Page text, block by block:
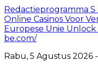
Redactieprogramma
Online Casinos Voor
Europese Unie
be.com/
Rabu, 5 Agustus 2026